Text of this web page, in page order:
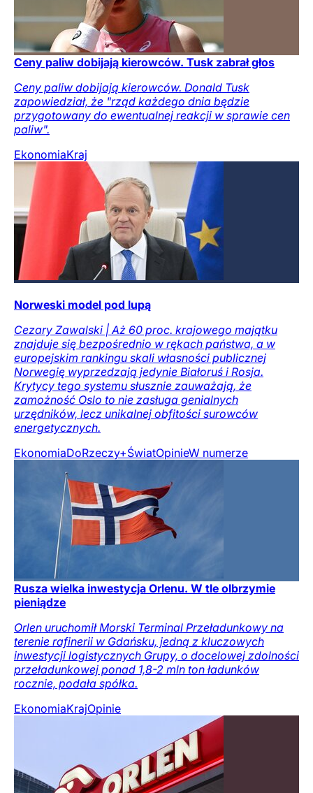
Ceny paliw dobijają kierowców. Tusk zabrał głos
Ceny paliw dobijają kierowców. Donald Tusk
zapowiedział, że "rząd każdego dnia będzie
przygotowany do ewentualnej reakcji w sprawie cen
paliw".
EkonomiaKraj
Norweski model pod lupą
Cezary Zawalski | Aż 60 proc. krajowego majątku
znajduje się bezpośrednio w rękach państwa, a w
europejskim rankingu skali własności publicznej
Norwegię wyprzedzają jedynie Białoruś i Rosja.
Krytycy tego systemu słusznie zauważają, że
zamożność Oslo to nie zasługa genialnych
urzędników, lecz unikalnej obfitości surowców
energetycznych.
EkonomiaDoRzeczy+ŚwiatOpinieW numerze
Rusza wielka inwestycja Orlenu. W tle olbrzymie
pieniądze
Orlen uruchomił Morski Terminal Przeładunkowy na
terenie rafinerii w Gdańsku, jedną z kluczowych
inwestycji logistycznych Grupy, o docelowej zdolności
przeładunkowej ponad 1,8-2 mln ton ładunków
rocznie, podała spółka.
EkonomiaKrajOpinie